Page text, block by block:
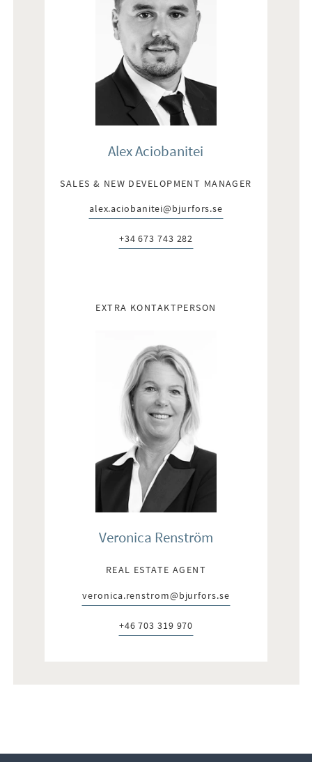
Alex Aciobanitei
SALES & NEW DEVELOPMENT MANAGER
E-post:
alex.aciobanitei@bjurfors.se
Telefon:
+34 673 743 282
EXTRA KONTAKTPERSON
Veronica Renström
REAL ESTATE AGENT
E-post:
veronica.renstrom@bjurfors.se
Telefon:
+46 703 319 970